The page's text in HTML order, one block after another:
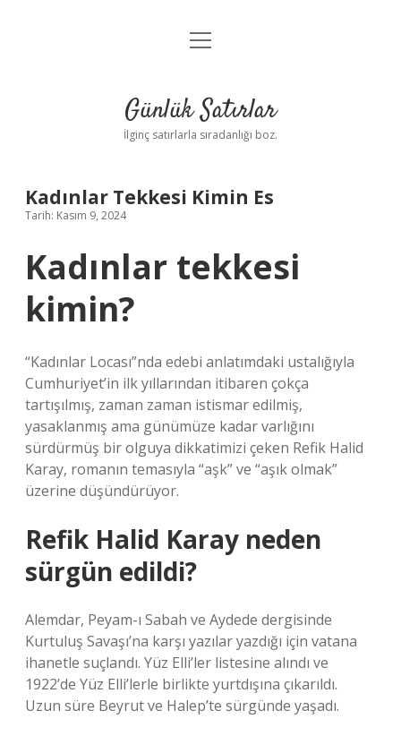
Anasayfa
Yasal Uyarı
menüyü
Günlük Satırlar
İlginç satırlarla sıradanlığı boz.
Kadınlar Tekkesi Kimin Es
Tarih: Kasım 9, 2024
Kadınlar tekkesi
kimin?
“Kadınlar Locası”nda edebi anlatımdaki ustalığıyla
Cumhuriyet’in ilk yıllarından itibaren çokça
tartışılmış, zaman zaman istismar edilmiş,
yasaklanmış ama günümüze kadar varlığını
sürdürmüş bir olguya dikkatimizi çeken Refik Halid
Karay, romanın temasıyla “aşk” ve “aşık olmak”
üzerine düşündürüyor.
Refik Halid Karay neden
sürgün edildi?
Alemdar, Peyam-ı Sabah ve Aydede dergisinde
Kurtuluş Savaşı’na karşı yazılar yazdığı için vatana
ihanetle suçlandı. Yüz Elli’ler listesine alındı ​​ve
1922’de Yüz Elli’lerle birlikte yurtdışına çıkarıldı.
Uzun süre Beyrut ve Halep’te sürgünde yaşadı.